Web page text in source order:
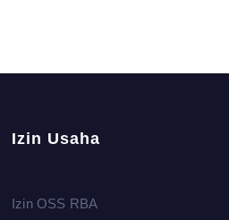
Izin Usaha
Izin OSS RBA